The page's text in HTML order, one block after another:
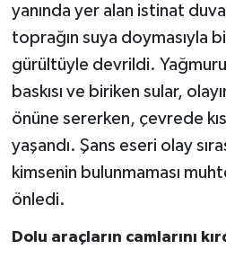
yanında yer alan istinat
toprağın suya doymasıyla
gürültüyle devrildi.
baskısı ve biriken sular,
önüne sererken, çevrede
yaşandı. Şans eseri olay
kimsenin bulunmaması
önledi.
Dolu araçların camlarını